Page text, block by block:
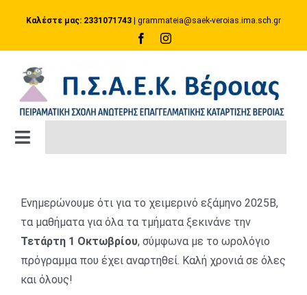
Καλέστε μας: 2331071743 grammateia@saek-veroias.ima.sch.gr
Toggle
ΚΑΤΑΡΤΙΣΗ
Πλατφόρμα e-Class
Ενημερώνουμε ότι για το χειμερινό εξάμηνο 2025Β,
τα μαθήματα για όλα τα τμήματα ξεκινάνε την
Τετάρτη 1 Οκτωβρίου, σύμφωνα με το ωρολόγιο
πρόγραμμα που έχει αναρτηθεί. Καλή χρονιά σε όλες
και όλους!